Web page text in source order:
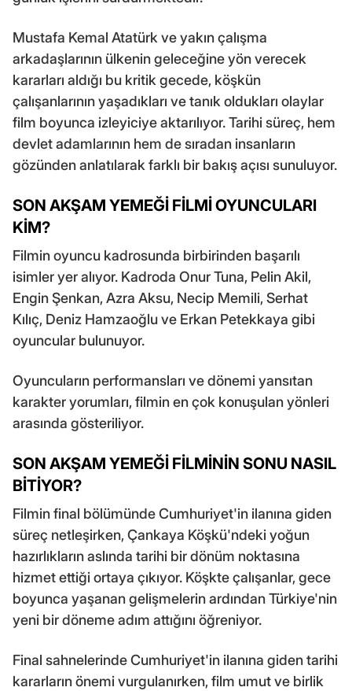
Mustafa Kemal Atatürk ve yakın çalışma
arkadaşlarının ülkenin geleceğine yön verecek
kararları aldığı bu kritik gecede, köşkün
çalışanlarının yaşadıkları ve tanık oldukları olaylar
film boyunca izleyiciye aktarılıyor. Tarihi süreç, hem
devlet adamlarının hem de sıradan insanların
gözünden anlatılarak farklı bir bakış açısı sunuluyor.
SON AKŞAM YEMEĞİ FİLMİ OYUNCULARI
KİM?
Filmin oyuncu kadrosunda birbirinden başarılı
isimler yer alıyor. Kadroda Onur Tuna, Pelin Akil,
Engin Şenkan, Azra Aksu, Necip Memili, Serhat
Kılıç, Deniz Hamzaoğlu ve Erkan Petekkaya gibi
oyuncular bulunuyor.
Oyuncuların performansları ve dönemi yansıtan
karakter yorumları, filmin en çok konuşulan yönleri
arasında gösteriliyor.
SON AKŞAM YEMEĞİ FİLMİNİN SONU NASIL
BİTİYOR?
Filmin final bölümünde Cumhuriyet'in ilanına giden
süreç netleşirken, Çankaya Köşkü'ndeki yoğun
hazırlıkların aslında tarihi bir dönüm noktasına
hizmet ettiği ortaya çıkıyor. Köşkte çalışanlar, gece
boyunca yaşanan gelişmelerin ardından Türkiye'nin
yeni bir döneme adım attığını öğreniyor.
Final sahnelerinde Cumhuriyet'in ilanına giden tarihi
kararların önemi vurgulanırken, film umut ve birlik